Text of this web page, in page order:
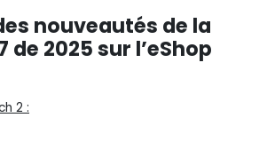
nouveautés de la
de 2025 sur l’eShop
2 :